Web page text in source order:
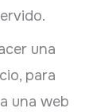
una
para
una web